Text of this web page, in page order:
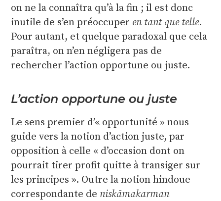
on ne la connaîtra qu’à la fin ; il est donc
inutile de s’en préoccuper en tant que telle.
Pour autant, et quelque paradoxal que cela
paraîtra, on n’en négligera pas de
rechercher l’action opportune ou juste.
L’action opportune ou juste
Le sens premier d’« opportunité » nous
guide vers la notion d’action juste, par
opposition à celle « d’occasion dont on
pourrait tirer profit quitte à transiger sur
les principes ». Outre la notion hindoue
correspondante de niskāmakarman